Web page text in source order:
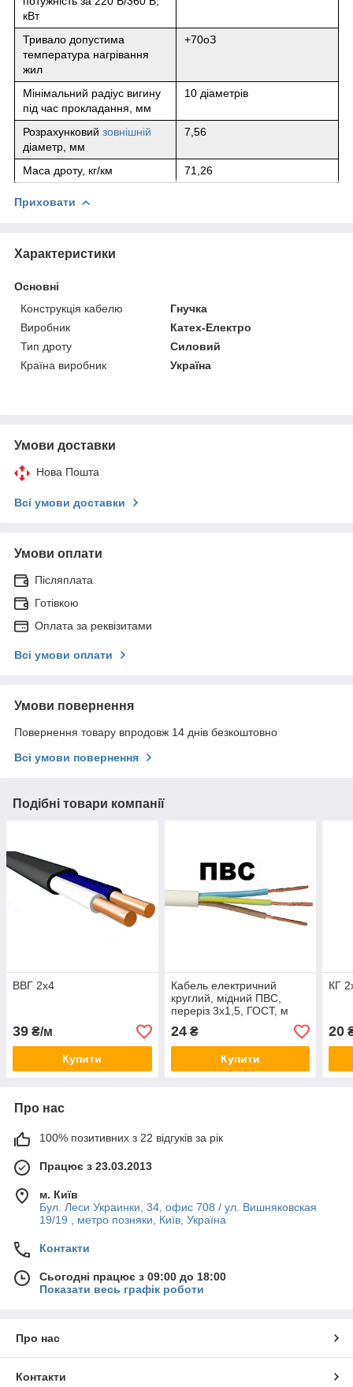
кВт
Тривало допустима
температура нагрівання
жил
+70оЗ
Мінімальний радіус вигину
під час прокладання, мм
10 діаметрів
Розрахунковий зовнішній
діаметр, мм
7,56
Маса дроту, кг/км 71,26
Приховати
Характеристики
Основні
Конструкція кабелю
Гнучка
Виробник
Катех-Електро
Тип дроту
Силовий
Країна виробник
Україна
Умови доставки
Нова Пошта
Всі умови доставки
Умови оплати
Післяплата
Готівкою
Оплата за реквізитами
Всі умови оплати
Умови повернення
Повернення товару впродовж 14 днів безкоштовно
Всі умови повернення
Подібні товари компанії
ВВГ 2х4
39 ₴/м
Купити
Кабель електричний
круглий, мідний ПВС,
переріз 3х1,5, ГОСТ, м
24₴
Купити
КГ
20
Про нас
100% позитивних з 22 відгуків за рік
Працює з 23.03.2013
м. Київ
Бул. Леси Украинки, 34, офис 708 / ул. Вишняковская
19/19 , метро позняки, Київ, Україна
Контакти
Сьогодні працює з 09:00 до 18:00
Показати весь графік роботи
Про нас
Контакти